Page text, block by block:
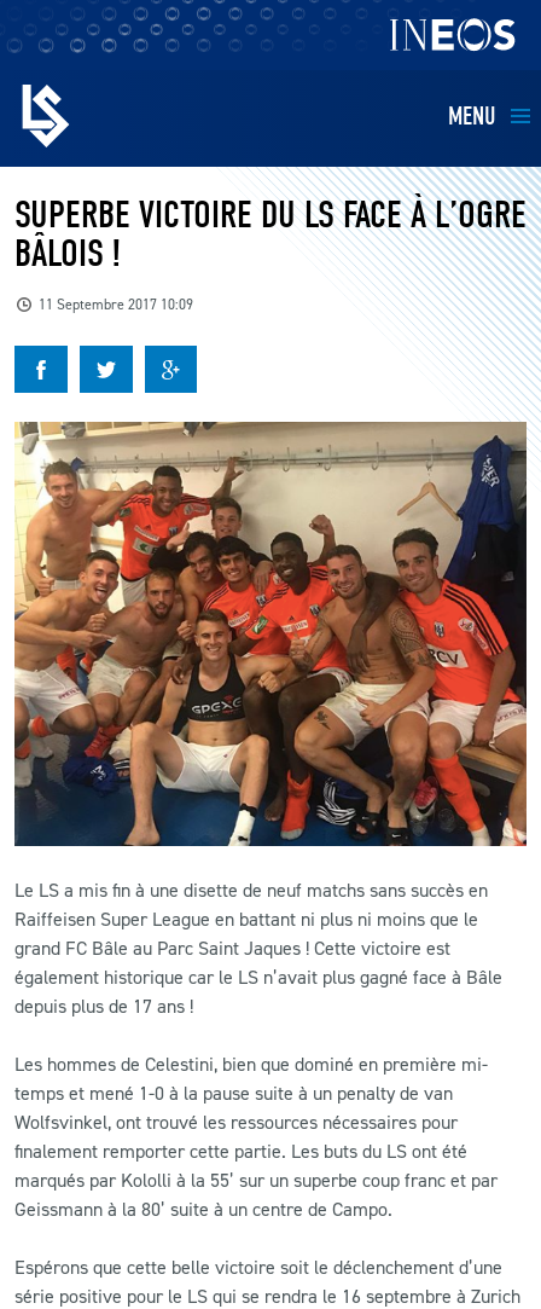
MENU
EQUIPES
BILLETTERIE
KIDS
BUSINESS
RESTAURATION
CLUB
CONTACT
ACTUALITÉS
LS E-SHOP
MATCH DES CELEBRITES
PRESSE ET MEDIAS
SUPERBE VICTOIRE DU LS FACE À L’OGRE
BÂLOIS !
11 Septembre 2017 10:09
Le LS a mis fin à une disette de neuf matchs sans succès en
Raiffeisen Super League en battant ni plus ni moins que le
grand FC Bâle au Parc Saint Jaques ! Cette victoire est
également historique car le LS n’avait plus gagné face à Bâle
depuis plus de 17 ans !
Les hommes de Celestini, bien que dominé en première mi-
temps et mené 1-0 à la pause suite à un penalty de van
Wolfsvinkel, ont trouvé les ressources nécessaires pour
finalement remporter cette partie. Les buts du LS ont été
marqués par Kololli à la 55’ sur un superbe coup franc et par
Geissmann à la 80’ suite à un centre de Campo.
Espérons que cette belle victoire soit le déclenchement d’une
série positive pour le LS qui se rendra le 16 septembre à Zurich